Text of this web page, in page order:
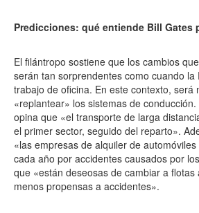
Predicciones: qué entiende Bill Gates
El filántropo sostiene que los cambios
serán tan sorprendentes como cuando la
trabajo de oficina. En este contexto, será
«replantear» los sistemas de
opina que «el transporte de larga
el primer sector, seguido del reparto».
«las empresas de alquiler de
cada año por accidentes causados por
que «están deseosas de cambiar a flotas
menos propensas a accidentes».